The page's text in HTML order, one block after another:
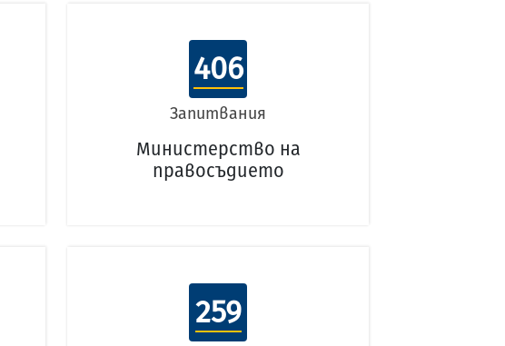
406
Запитвания
Министерство на
правосъдието
259